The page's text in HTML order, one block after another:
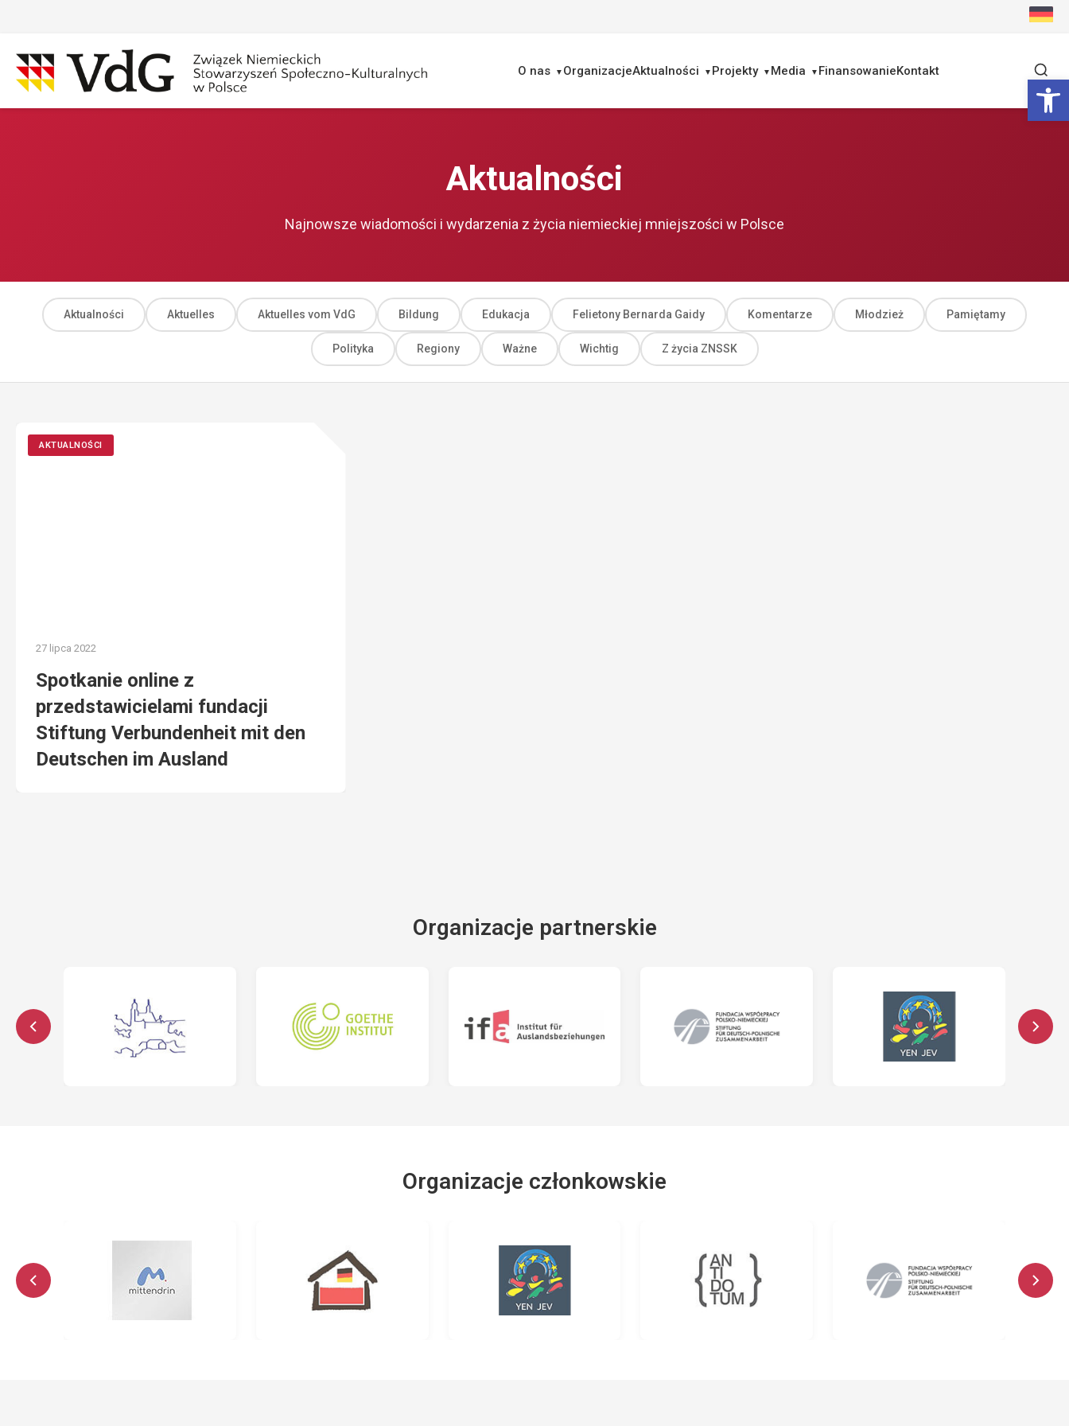
O nas OrganizacjeAktualności Projekty Media FinansowanieKontakt
Aktualności
Najnowsze wiadomości i wydarzenia z życia niemieckiej mniejszości w Polsce
Aktualności Aktuelles Aktuelles vom VdG Bildung Edukacja Felietony Bernarda Gaidy Komentarze Młodzież Pamiętamy
Polityka Regiony Ważne Wichtig Z życia ZNSSK
AKTUALNOŚCI
27 lipca 2022
Spotkanie online z
przedstawicielami fundacji
Stiftung Verbundenheit mit den
Deutschen im Ausland
Organizacje partnerskie
Organizacje członkowskie